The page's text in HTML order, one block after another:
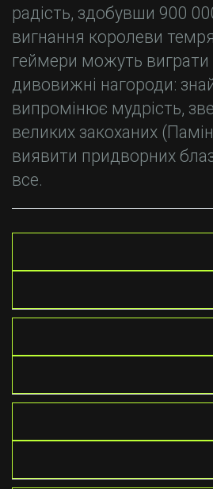
радість, здобувши 900
вигнання королеви
геймери можуть виграти
дивовижні нагороди:
випромінює мудрість,
великих закоханих
виявити придворних
все.